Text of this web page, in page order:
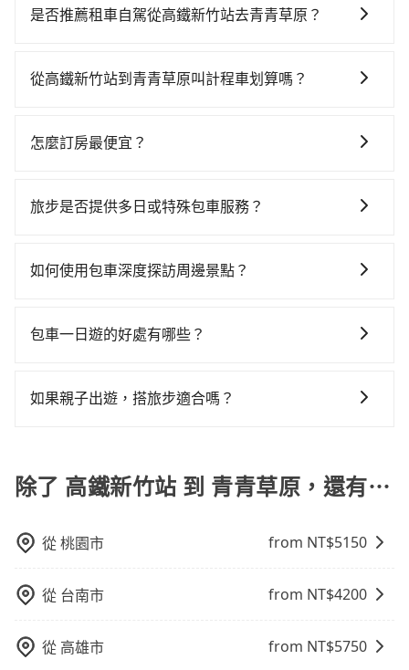
貴，且難叫計程車前往高鐵站！從最早07:02一直到
分鐘，現場買票或月台等車時間約10分鐘，再乘坐
班的計程車，搭上小黃後約花100分鐘、車費3,200元
平均每人花費為2,010元。不過新竹縣領有合法執照的計
果全程使用tripool並到府專車接送，則每人平均花費約
費，所以對於不是這麼趕時間的人來說，預約tripool還
用。
是否推薦租車自駕從高鐵新竹站去青青草原？
時不需要閉目養神（因為要自己開車），最重要的是你
$115~205承租小轎車，每公里再額外加收$3.2，從高鐵
回），雖已將eTag和可能的每小時40元路邊停車費用預
Yaris、Prius C、Vios這類乘坐體驗較差的車款，如果人
發現仍有上一組乘客遺留的垃圾或者撞凹的車門仍未被
還，又或者要還車時卻偏偏找不到停車位，對於急著用
距離，在遇到下雨天或者載行李時，就顯得非常不便。
從高鐵新竹站到青青草原叫計程車划算嗎？
灣大車隊、Uber、Line Taxi、Yoxi等，如果在路邊攔不
照里程跳錶計算，價格約為4,845~5,800元間，但如改預
輛，計程車密度為雙北的1.3%，也就是說要臨時叫到小
該縣市僅有約342輛計程車，建議事先做好規劃。綜合以
怎麼訂房最便宜？
OTA (online travel agent) 來完成，除了可以快速依據
會員或者使用特定的信用卡，還可以累積點數做現金回
Expedia.com、Trip.com等。正常來說，線上刷卡付款
或規模較小的飯店，有可能再多平台同時上架而發生超
煩，有些時候直接打電話問的價格可能比民宿訂房網來
介意多花一點錢省下這些瑣碎的事，台灣本土的AsiaYo
或者國際Airbnb都值得推薦。
旅步是否提供多日或特殊包車服務？
專人回覆您。
如何使用包車深度探訪周邊景點？
的便利性和彈性，探訪更多的景點，並且可以按照自己
入體驗當地的生活和文化。在探訪景點時，可以積極尋
包車一日遊的好處有哪些？
願和需要來安排行程，其次，包車可以讓您更加深入地
自在。
如果親子出遊，搭旅步適合嗎？
出遊時安全更有保障。
除了 高鐵新竹站 到 青青草原，還有⋯
從桃園市 from NT$5150
從 台南市 from NT$4200
從 高雄市 from NT$5750